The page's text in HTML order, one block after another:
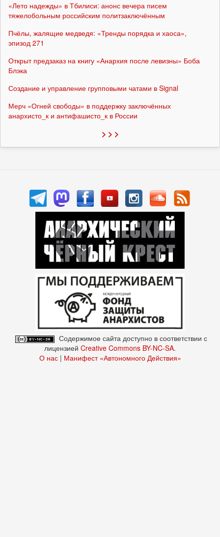
«Лето надежды» в Тбилиси: анонс вечера писем
тяжелобольным российским политзаключённым
Пчёлы, жалящие медведя: «Тренды порядка и хаоса»,
эпизод 271
Открыт предзаказ на книгу «Анархия после левизны» Боба
Блэка
Создание и управление групповыми чатами в Signal
Мерч «Огней свободы» в поддержку заключённых
анархисто_к и антифашисто_к в России
> > >
Содержимое сайта доступно в соответствии с
лицензией Creative Commons BY-NC-SA.
О нас| Манифест «Автономного Действия»